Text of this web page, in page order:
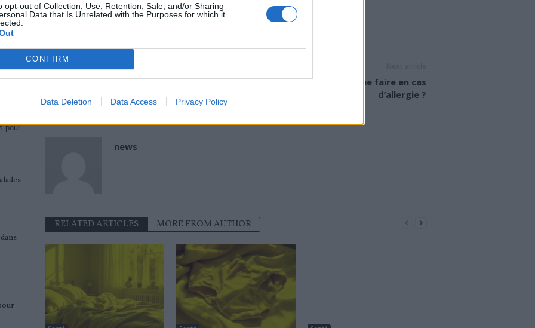
opt-out of Collection, Use, Retention, Sale, and/or Sharing
Data that Is Unrelated with the Purposes for which it
CONFIRM
Data Deletion Data Access Privacy Policy
PROBLÈMES DE PEAU BOUTONS
PROBLÈMES DE PEAU CHAMPIGNONS PSORIASIS
Douleur au talon : 9 causes auxquelles
on ne pense pas
Piqûre de frelon : que faire en cas
d’allergie ?
news
RELATED ARTICLES MORE FROM AUTHOR
pour